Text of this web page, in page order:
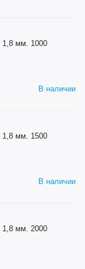
1,8 мм. 1000
В наличии
1,8 мм. 1500
В наличии
1,8 мм. 2000